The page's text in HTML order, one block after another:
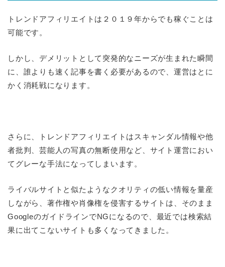
トレンドアフィリエイトは２０１９年からでも稼ぐことは
可能です。
しかし、デメリットとして突発的なニーズが生まれた瞬間
に、誰よりも速く記事を書く必要があるので、運営はとに
かく消耗戦になります。
さらに、トレンドアフィリエイトはスキャンダル情報や他
者批判、芸能人の写真の無断使用など、サイト運営におい
てグレーな手法になってしまいます。
ライバルサイトと似たようなクオリティの低い情報を量産
しながら、著作権や肖像権を侵害するサイトは、そのまま
GoogleのガイドラインでNGになるので、最近では検索結
果に出てこないサイトも多くなってきました。